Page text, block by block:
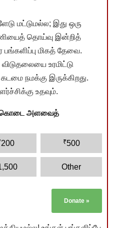
மட்டுமல்ல; இது ஒரு
தொய்வு இன்றித்
மிகத் தேவை.
உரமிட்டு
நமக்கு இருக்கிறது.
உதவும்.
அளவைத்
200 ₹500
Other
Donate »